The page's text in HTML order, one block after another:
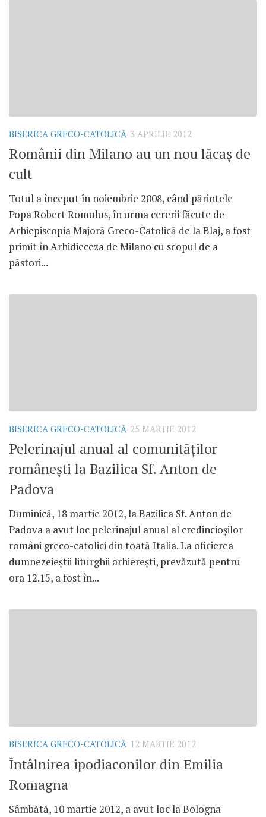
BISERICA GRECO-CATOLICĂ 3 APRILIE 2012
Românii din Milano au un nou lăcaş de
cult
Totul a început în noiembrie 2008, când părintele
Popa Robert Romulus, în urma cererii făcute de
Arhiepiscopia Majoră Greco-Catolică de la Blaj, a fost
primit în Arhidieceza de Milano cu scopul de a
păstori...
BISERICA GRECO-CATOLICĂ 25 MARTIE 2012
Pelerinajul anual al comunităţilor
româneşti la Bazilica Sf. Anton de
Padova
Duminică, 18 martie 2012, la Bazilica Sf. Anton de
Padova a avut loc pelerinajul anual al credincioşilor
români greco-catolici din toată Italia. La oficierea
dumnezeieştii liturghii arhiereşti, prevăzută pentru
ora 12.15, a fost în...
BISERICA GRECO-CATOLICĂ 12 MARTIE 2012
Întâlnirea ipodiaconilor din Emilia
Romagna
Sâmbătă, 10 martie 2012, a avut loc la Bologna